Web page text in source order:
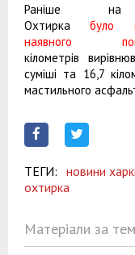
Раніше
Охтирка було
наявного
кілометрів
суміші та 16,7
мастильного
ТЕГИ: новини
охтирка
Матеріали за